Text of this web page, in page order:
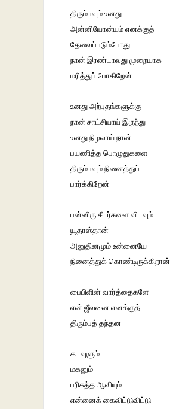
திரும்பவும் உனது
அன்னியோன்யம் எனக்குத்
தேவைப்படும்போது
நான் இரண்டாவது முறையாக
மரித்துப் போகிறேன்
உனது அற்புதங்களுக்கு
நான் சாட்சியாய் இருந்து
உனது நிழலாய் நான்
பயணித்த பொழுதுகளை
திரும்பவும் நினைத்துப்
பார்க்கிறேன்
பன்னிரு சீடர்களை விடவும்
யூதாஸ்தான்
அனுதினமும் உன்னையே
நினைத்துக் கொண்டிருக்கிறான்
பைபிளின் வார்த்தைகளே
என் ஜீவனை எனக்குத்
திரும்பத் தந்தன
கடவுளும்
மகனும்
பரிசுத்த ஆவியும்
என்னைக் கைவிட்டுவிட்டு